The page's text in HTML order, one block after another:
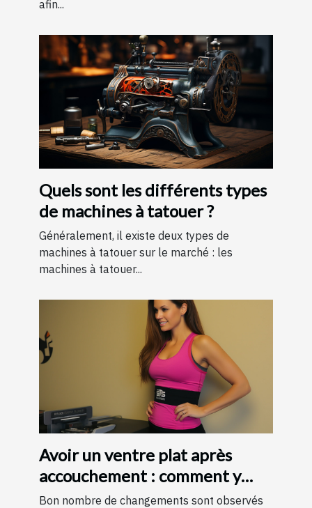
afin...
Quels sont les différents types
de machines à tatouer ?
Généralement, il existe deux types de
machines à tatouer sur le marché : les
machines à tatouer...
Avoir un ventre plat après
accouchement : comment y
parvenir ?
Bon nombre de changements sont observés